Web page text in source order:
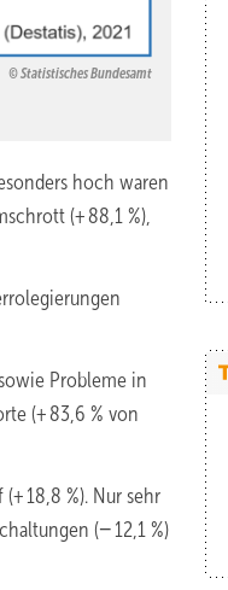
Statistisches Bundesamt
hoch waren
(+ 88,1 %),
Probleme in
(+ 83,6 % von
18,8 %). Nur sehr
(− 12,1 %)